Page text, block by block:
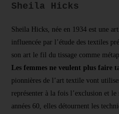
Sheila Hicks
Sheila Hicks, née en 1934 est une
influencée par l’étude des textiles
son art le fil du tissage comme
Les femmes ne veulent plus faire
pionnières de l’art textile vont
représenter à la fois l’exclusion et
années 60, elles détournent les